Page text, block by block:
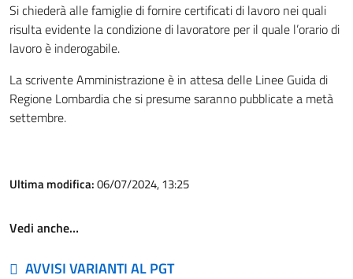
Si chiederà alle famiglie di fornire certificati di lavoro nei quali
risulta evidente la condizione di lavoratore per il quale l’orario di
lavoro è inderogabile.
La scrivente Amministrazione è in attesa delle Linee Guida di
Regione Lombardia che si presume saranno pubblicate a metà
settembre.
Ultima modifica:06/07/2024, 13:25
Vedi anche…
AVVISI VARIANTI AL PGT